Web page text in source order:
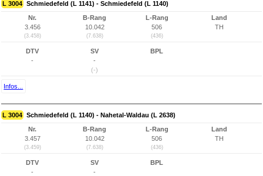
L 3004 Schmiedefeld (L 1141) - Schmiedefeld (L 1140)
Nr.
3.456
(3.458)
B-Rang
10.042
(7.638)
L-Rang
506
(436)
Land
TH
DTV
-
SV
-
(-)
BPL
Infos...
L 3004 Schmiedefeld (L 1140) - Nahetal-Waldau (L 2638)
Nr.
3.457
(3.459)
B-Rang
10.042
(7.638)
L-Rang
506
(436)
Land
TH
DTV
-
SV
-
BPL